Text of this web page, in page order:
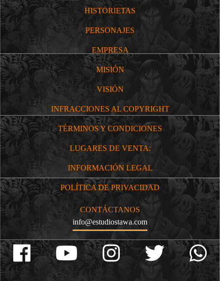
HISTORIETAS
PERSONAJES
EMPRESA
MISIÓN
VISIÓN
INFRACCIONES AL COPYRIGHT
TÉRMINOS Y CONDICIONES
LUGARES DE VENTA:
INFORMACIÓN LEGAL
POLÍTICA DE PRIVACIDAD
CONTÁCTANOS
info@estudiostawa.com